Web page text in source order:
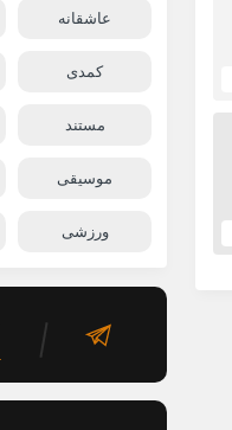
عاشقانه
کمدی
مستند
موسیقی
ورزشی